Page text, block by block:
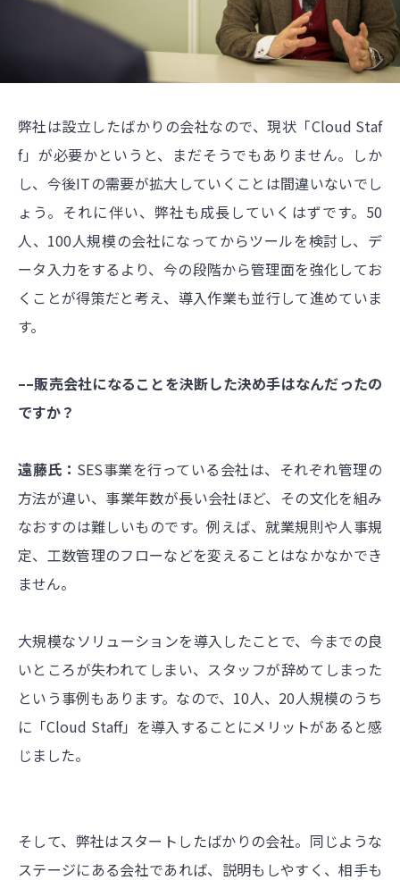
弊社は設立したばかりの会社なので、現状「Cloud Staf
f」が必要かというと、まだそうでもありません。しか
し、今後ITの需要が拡大していくことは間違いないでし
ょう。それに伴い、弊社も成長していくはずです。50
人、100人規模の会社になってからツールを検討し、デ
ータ入力をするより、今の段階から管理面を強化してお
くことが得策だと考え、導入作業も並行して進めていま
す。
––販売会社になることを決断した決め手はなんだったの
ですか？
遠藤氏： SES事業を行っている会社は、それぞれ管理の
方法が違い、事業年数が長い会社ほど、その文化を組み
なおすのは難しいものです。例えば、就業規則や人事規
定、工数管理のフローなどを変えることはなかなかでき
ません。
大規模なソリューションを導入したことで、今までの良
いところが失われてしまい、スタッフが辞めてしまった
という事例もあります。なので、10人、20人規模のうち
に「Cloud Staff」を導入することにメリットがあると感
じました。
そして、弊社はスタートしたばかりの会社。同じような
ステージにある会社であれば、説明もしやすく、相手も